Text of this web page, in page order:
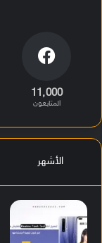
11٬000
المتابعون
الأشهر